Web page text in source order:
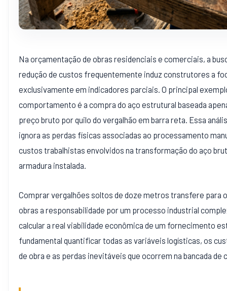
Na orçamentação de obras residenciais e comerciais, a
redução de custos frequentemente induz construtores a
exclusivamente em indicadores parciais. O principal
comportamento é a compra do aço estrutural baseada
preço bruto por quilo do vergalhão em barra reta. Essa
ignora as perdas físicas associadas ao processamento
custos trabalhistas envolvidos na transformação do aço
armadura instalada.
Comprar vergalhões soltos de doze metros transfere para
obras a responsabilidade por um processo industrial
calcular a real viabilidade econômica de um fornecimento
fundamental quantificar todas as variáveis logísticas, os
de obra e as perdas inevitáveis que ocorrem na bancada de